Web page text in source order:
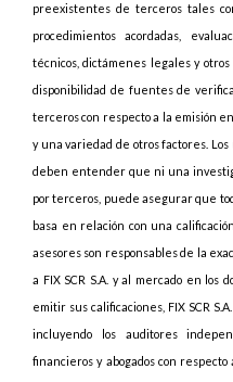
preexistentes de terceros tales
procedimientos acordadas,
técnicos, dictámenes legales y
disponibilidad de fuentes de
terceros con respecto a la emisión
y una variedad de otros factores. Los
deben entender que ni una
por terceros, puede asegurar que
basa en relación con una
asesores son responsables de la
a FIX SCR S.A. y al mercado en los
emitir sus calificaciones, FIX SCR
incluyendo los auditores
financieros y abogados con respecto